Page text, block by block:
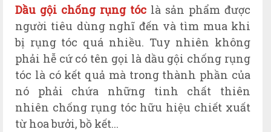
Dầu gội chống rụng tóc là sản phẩm được
người tiêu dùng nghĩ đến và tìm mua khi
bị rụng tóc quá nhiều. Tuy nhiên không
phải hễ cứ có tên gọi là dầu gội chống rụng
tóc là có kết quả mà trong thành phần của
nó phải chứa những tinh chất thiên
nhiên chống rụng tóc hữu hiệu chiết xuất
từ hoa bưởi, bồ kết...